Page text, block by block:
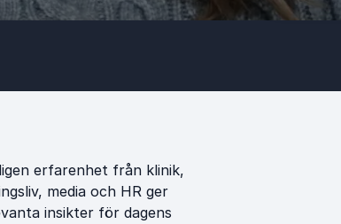
erfarenhet från klinik,
media och HR ger
insikter för dagens